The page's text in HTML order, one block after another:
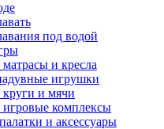
под водой
и кресла
игрушки
и мячи
комплексы
и аксессуары